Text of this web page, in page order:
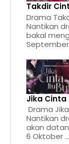
Takdir
Drama
Nantikan
bakal
September
Jika Cinta
Drama
Nantikan
akan
6 Oktober ...